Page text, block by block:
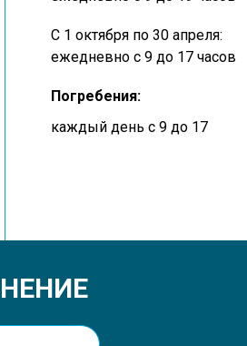
C 1 октября по 30 апреля:
ежедневно с 9 до 17 часов
Погребения:
каждый день с 9 до 17